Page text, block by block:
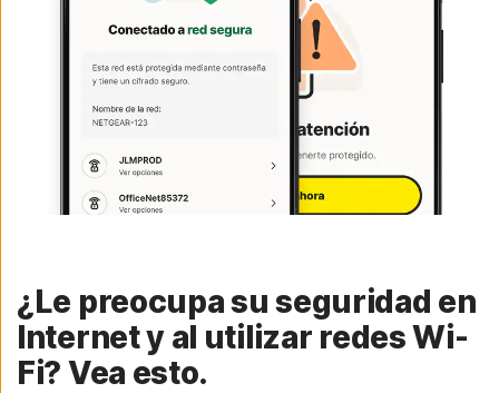
¿Le preocupa su seguridad en
Internet y al utilizar redes Wi-
Fi? Vea esto.